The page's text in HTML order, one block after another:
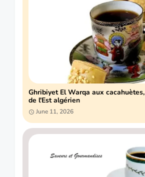
Ghribiyet El Warqa aux
de l'Est algérien
June 11, 2026